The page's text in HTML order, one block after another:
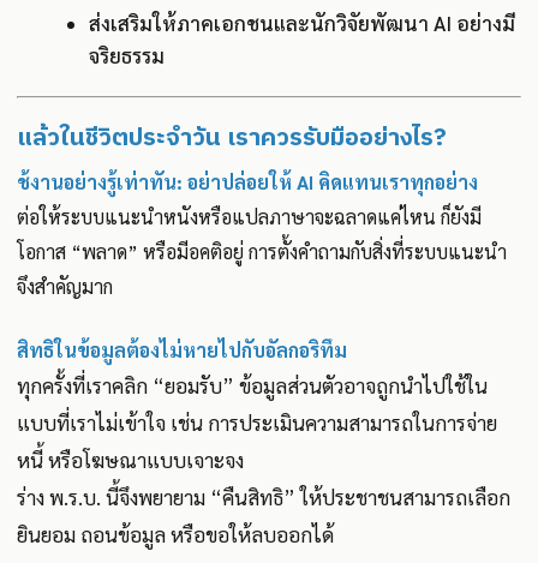
ส่งเสริมให้ภาคเอกชนและนักวิจัยพัฒนา AI อย่างมี
จริยธรรม
แล้วในชีวิตประจำวัน เราควรรับมืออย่างไร?
ช้งานอย่างรู้เท่าทัน: อย่าปล่อยให้ AI คิดแทนเราทุกอย่าง
ต่อให้ระบบแนะนำหนังหรือแปลภาษาจะฉลาดแค่ไหน ก็ยังมี
โอกาส “พลาด” หรือมีอคติอยู่ การตั้งคำถามกับสิ่งที่ระบบแนะนำ
จึงสำคัญมาก
สิทธิในข้อมูลต้องไม่หายไปกับอัลกอริทึม
ทุกครั้งที่เราคลิก “ยอมรับ” ข้อมูลส่วนตัวอาจถูกนำไปใช้ใน
แบบที่เราไม่เข้าใจ เช่น การประเมินความสามารถในการจ่าย
หนี้ หรือโฆษณาแบบเจาะจง
ร่าง พ.ร.บ. นี้จึงพยายาม “คืนสิทธิ” ให้ประชาชนสามารถเลือก
ยินยอม ถอนข้อมูล หรือขอให้ลบออกได้